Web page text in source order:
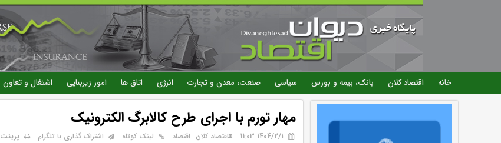
رفتن
به
محتوای
اصلی
خانه اقتصاد کلان بانک، بیمه و بورس سیاسی صنعت، معدن و تجارت انرژی اتاق ها امور زیربنایی اشتغال و تعاون
مهار تورم با اجرای طرح کالابرگ الکترونیک
۱۴۰۴/۲/۱ 11:03 اقتصاد کلان اقتصاد لینک کوتاه اشتراک گذاری با تلگرام پرینت